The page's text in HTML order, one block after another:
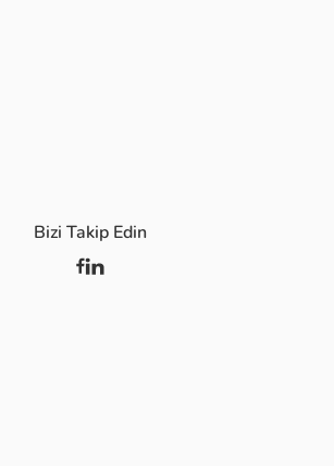
Bizi Takip Edin